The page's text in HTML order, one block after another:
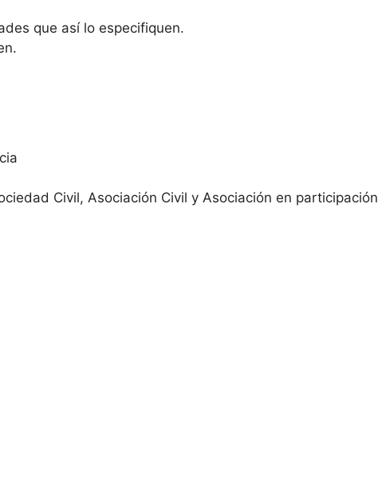
que así lo especifiquen.
Civil, Asociación Civil y Asociación en participación